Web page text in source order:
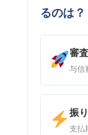
るのは？
審
与信
振
支払